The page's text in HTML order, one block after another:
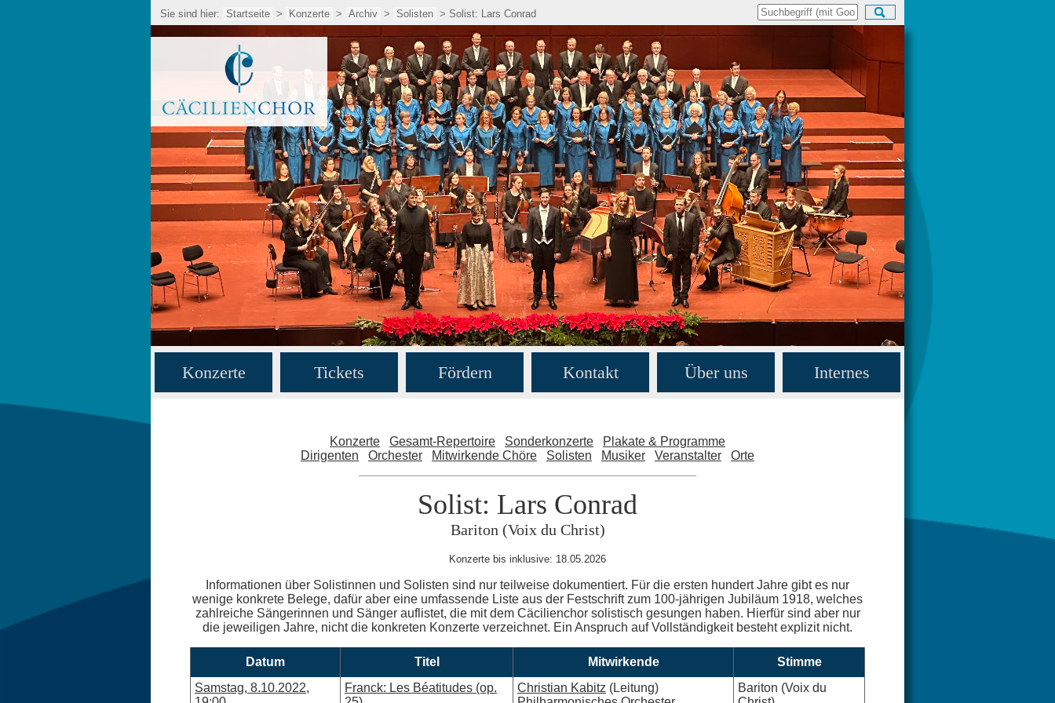
Sie sind hier: Startseite > Konzerte > Archiv > Solisten > Solist: Lars Conrad
Konzerte Tickets Fördern Kontakt Über uns Internes
Konzerte Gesamt-Repertoire Sonderkonzerte
Plakate & Programme
Dirigenten
Orchester Mitwirkende Chöre Solisten Musiker Veranstalter Orte
Solist: Lars Conrad
Bariton (Voix du Christ)
Konzerte bis inklusive: 18.05.2026
Informationen über Solistinnen und Solisten sind nur teilweise dokumentiert. Für die ersten hundert Jahre gibt es nur
wenige konkrete Belege, dafür aber eine umfassende Liste aus der Festschrift zum 100-jährigen Jubiläum 1918, welches
zahlreiche Sängerinnen und Sänger auflistet, die mit dem Cäcilienchor solistisch gesungen haben. Hierfür sind aber nur
die jeweiligen Jahre, nicht die konkreten Konzerte verzeichnet. Ein Anspruch auf Vollständigkeit besteht explizit nicht.
Datum Titel Mitwirkende
Stimme
Samstag, 8.10.2022,
Franck: Les Béatitudes (op.
Christian Kabitz (Leitung)
Bariton (Voix du